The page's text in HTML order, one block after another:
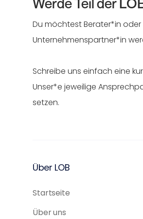
Du möchtest Berater*in
Unternehmenspartner*in
Schreibe uns einfach eine
Unser*e jeweilige
setzen.
Über LOB
Startseite
Über uns